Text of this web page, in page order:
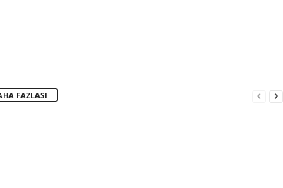
FAZLASI